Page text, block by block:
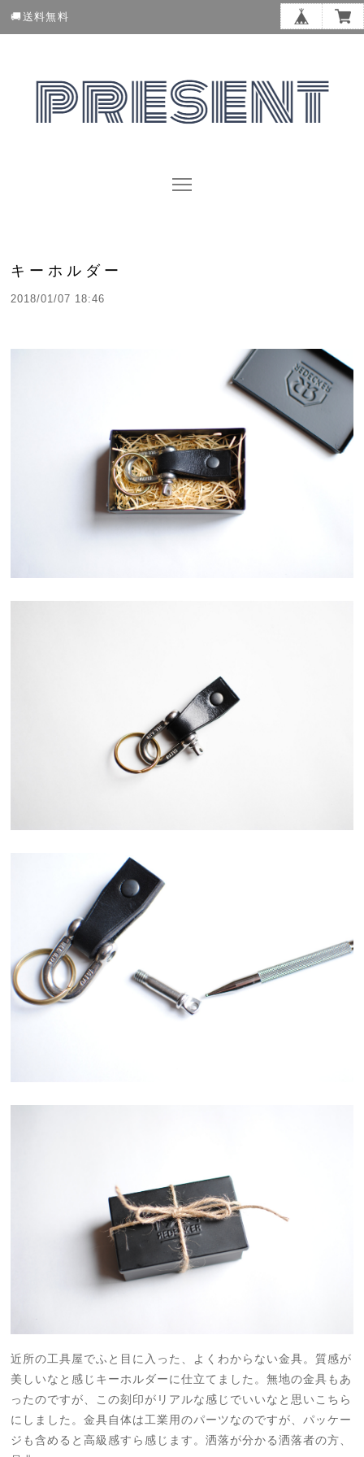
🚚送料無料
キーホルダー
2018/01/07 18:46
近所の工具屋でふと目に入った、よくわからない金具。質感が
美しいなと感じキーホルダーに仕立てました。無地の金具もあ
ったのですが、この刻印がリアルな感じでいいなと思いこちら
にしました。金具自体は工業用のパーツなのですが、パッケー
ジも含めると高級感すら感じます。洒落が分かる洒落者の方、